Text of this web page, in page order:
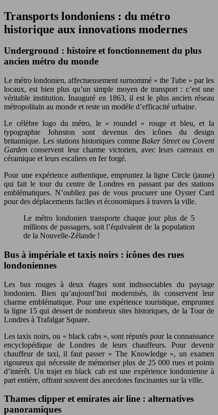
Transports londoniens : du métro
historique aux innovations modernes
Underground : histoire et fonctionnement du plus
ancien métro du monde
Le métro londonien, affectueusement surnommé « the Tube » par les
locaux, est bien plus qu’un simple moyen de transport : c’est une
véritable institution. Inauguré en 1863, il est le plus ancien réseau
métropolitain au monde et reste un modèle d’efficacité urbaine.
Le célèbre logo du métro, le « roundel » rouge et bleu, et la
typographie Johnston sont devenus des icônes du design
britannique. Les stations historiques comme Baker Streetou Covent
Garden conservent leur charme victorien, avec leurs carreaux en
céramique et leurs escaliers en fer forgé.
Pour une expérience authentique, empruntez la ligne Circle (jaune)
qui fait le tour du centre de Londres en passant par des stations
emblématiques. N’oubliez pas de vous procurer une Oyster Card
pour des déplacements faciles et économiques à travers la ville.
Le métro londonien transporte chaque jour plus de 5
millions de passagers, soit l’équivalent de la population
de la Nouvelle-Zélande !
Bus à impériale et taxis noirs : icônes des rues
londoniennes
Les bus rouges à deux étages sont indissociables du paysage
londonien. Bien qu’aujourd’hui modernisés, ils conservent leur
charme emblématique. Pour une expérience touristique, empruntez
la ligne 15 qui dessert de nombreux sites historiques, de la Tour de
Londres à Trafalgar Square.
Les taxis noirs, ou « black cabs », sont réputés pour la connaissance
encyclopédique de Londres de leurs chauffeurs. Pour devenir
chauffeur de taxi, il faut passer « The Knowledge », un examen
rigoureux qui nécessite de mémoriser plus de 25 000 rues et points
d’intérêt. Un trajet en black cab est une expérience londonienne à
part entière, offrant souvent des anecdotes fascinantes sur la ville.
Thames clipper et emirates air line : alternatives
panoramiques